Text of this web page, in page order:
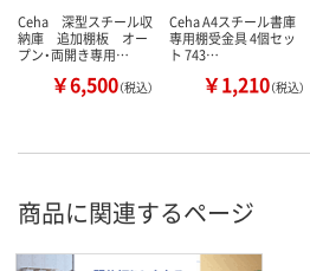
Ceha 深型スチール収
納庫 追加棚板 オー
プン・両開き専用…
￥6,500（税込）
Ceha A4スチール書庫
専用棚受金具 4個セッ
ト 743…
￥1,210（税込）
商品に関連するページ